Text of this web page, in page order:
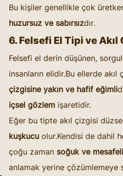
Bu kişiler genellikle çok
huzursuz ve sabırsızdır.
6. Felsefi El Tipi ve Akıl
Felsefi el derin düşünen,
insanların elidir.Bu ellerde akıl
çizgisine yakın ve hafif eğimli
içsel gözlem işaretidir.
Eğer bu tipte akıl çizgisi
kuşkucu olur.Kendisi de dahil
çoğu zaman soğuk ve mesafeli
anlamak yerine çözümlemeye